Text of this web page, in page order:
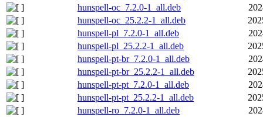
hunspell-oc_7.2.0-1_all.deb
hunspell-oc_25.2.2-1_all.deb
hunspell-pl_7.2.0-1_all.deb
hunspell-pl_25.2.2-1_all.deb
hunspell-pt-br_7.2.0-1_all.deb
hunspell-pt-br_25.2.2-1_all.deb
hunspell-pt-pt_7.2.0-1_all.deb
hunspell-pt-pt_25.2.2-1_all.deb
hunspell-ro_7.2.0-1_all.deb